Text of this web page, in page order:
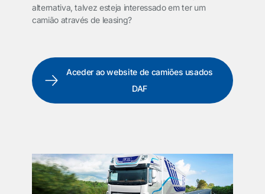
alternativa, talvez esteja interessado em ter um
camião através de leasing?
Aceder ao website de camiões usados
DAF